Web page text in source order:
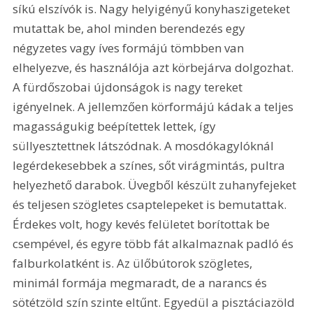
síkú elszívók is. Nagy helyigényű konyhaszigeteket
mutattak be, ahol minden berendezés egy
négyzetes vagy íves formájú tömbben van
elhelyezve, és használója azt körbejárva dolgozhat.
A fürdőszobai újdonságok is nagy tereket
igényelnek. A jellemzően körformájú kádak a teljes
magasságukig beépítettek lettek, így
süllyesztettnek látszódnak. A mosdókagylóknál
legérdekesebbek a színes, sőt virágmintás, pultra
helyezhető darabok. Üvegből készült zuhanyfejeket
és teljesen szögletes csaptelepeket is bemutattak.
Érdekes volt, hogy kevés felületet borítottak be
csempével, és egyre több fát alkalmaznak padló és
falburkolatként is. Az ülőbútorok szögletes,
minimál formája megmaradt, de a narancs és
sötétzöld szín szinte eltűnt. Egyedül a pisztáciazöld